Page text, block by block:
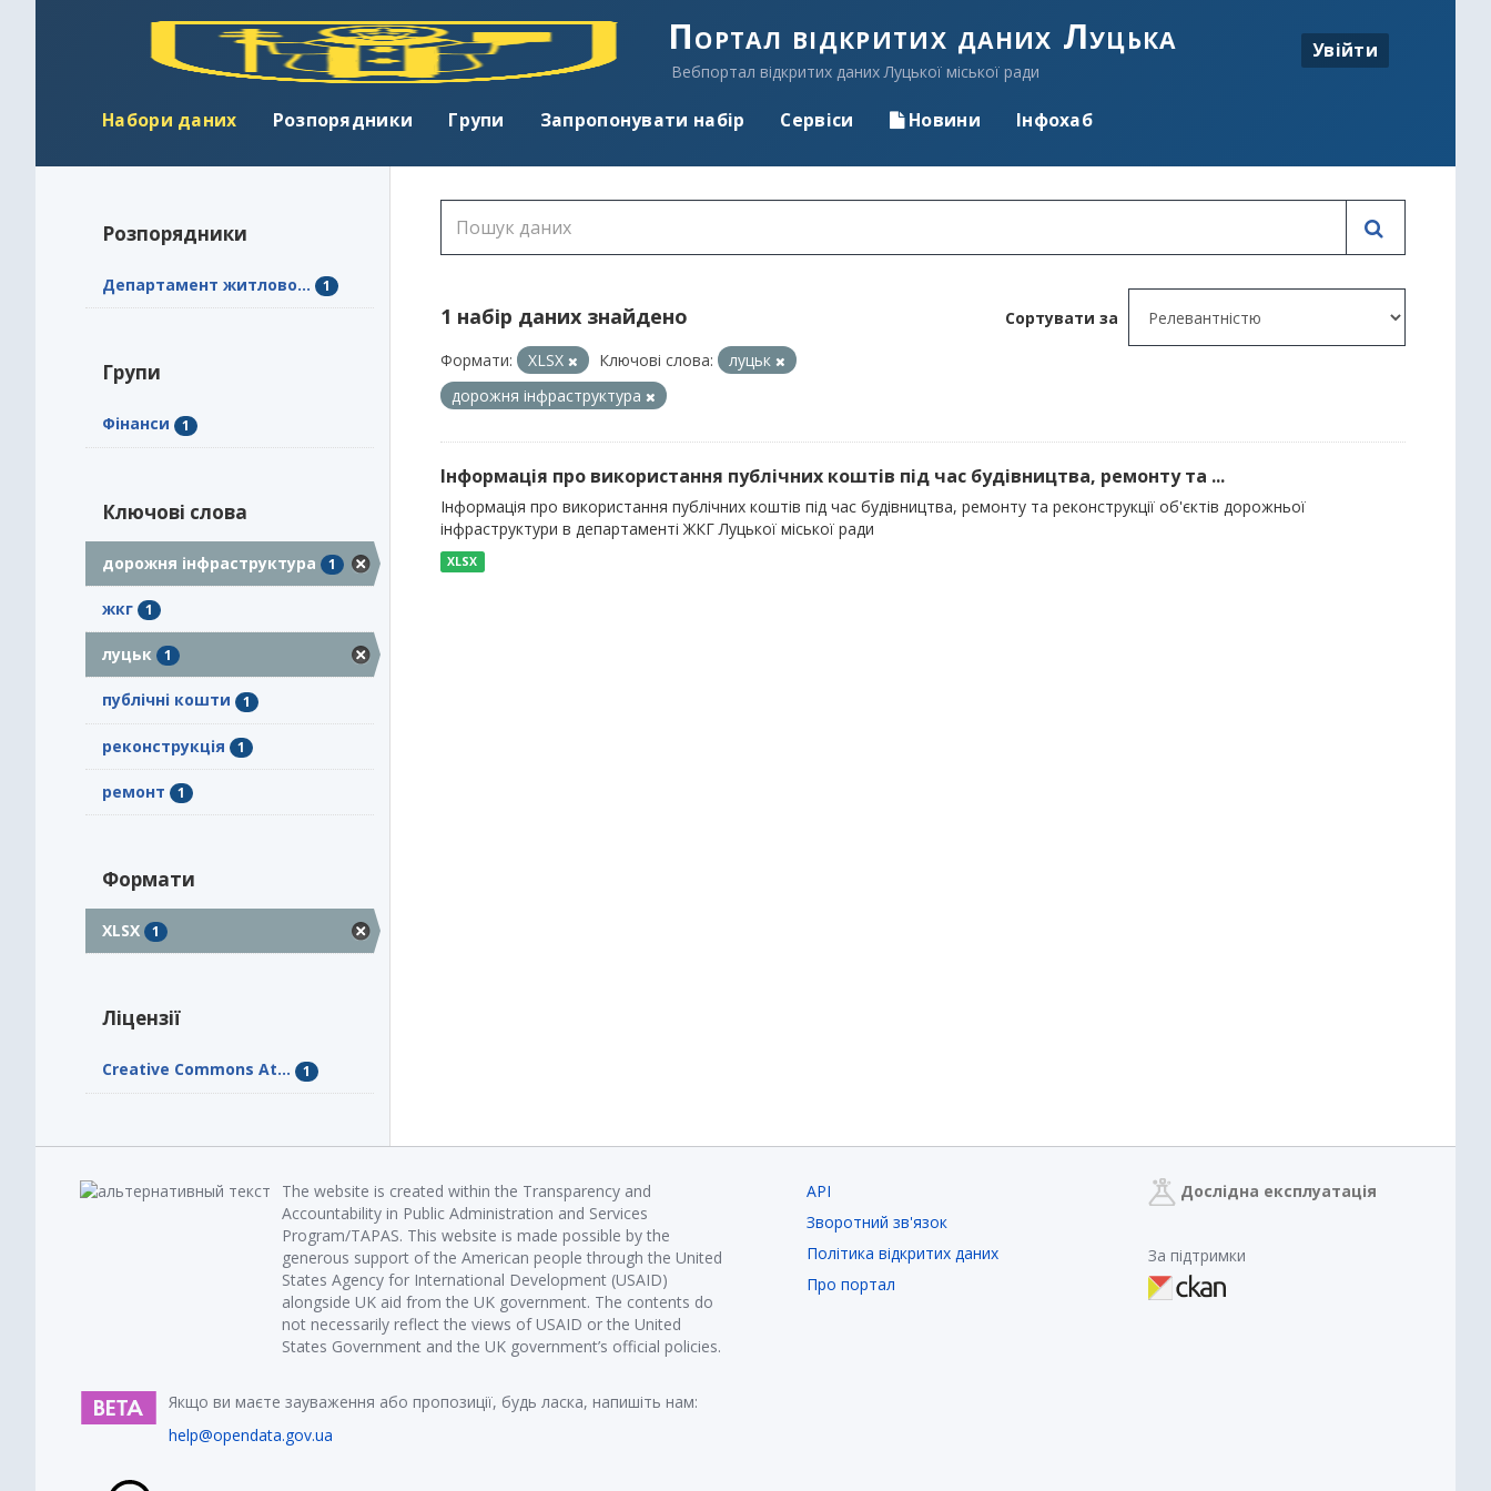
Портал відкритих даних Луцька
Вебпортал відкритих даних Луцької міської ради
Увійти
Набори даних Розпорядники Групи Запропонувати набір Сервіси Новини Інфохаб
Розпорядники
Департамент житлово... 1
Групи
Фінанси 1
Ключові слова
дорожня інфраструктура 1
жкг 1
луцьк 1
публічні кошти 1
реконструкція 1
ремонт 1
Формати
XLSX 1
Ліцензії
Creative Commons At... 1
Сортувати за
1 набір даних знайдено
Формати: XLSX Ключові слова:
луцьк
дорожня інфраструктура
Інформація про використання публічних коштів під час будівництва, ремонту та ...
Інформація про використання публічних коштів під час будівництва, ремонту та реконструкції об'єктів дорожньої
інфраструктури в департаменті ЖКГ Луцької міської ради
XLSX
The website is created within the Transparency and
Accountability in Public Administration and Services
Program/TAPAS. This website is made possible by the
generous support of the American people through the United
States Agency for International Development (USAID)
alongside UK aid from the UK government. The contents do
not necessarily reflect the views of USAID or the United
States Government and the UK government’s official policies.
Якщо ви маєте зауваження або пропозиції, будь ласка, напишіть нам:
help@opendata.gov.ua
API
Зворотний зв'язок
Політика відкритих даних
Про портал
Дослідна експлуатація
За підтримки